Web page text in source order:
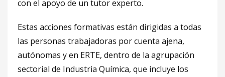
con el apoyo de un tutor experto.
Estas acciones formativas están dirigidas a todas
las personas trabajadoras por cuenta ajena,
autónomas y en ERTE, dentro de la agrupación
sectorial de Industria Química, que incluye los